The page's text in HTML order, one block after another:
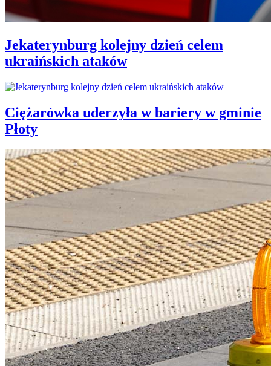
Jekaterynburg kolejny dzień celem
ukraińskich ataków
Ciężarówka uderzyła w bariery w gminie
Płoty